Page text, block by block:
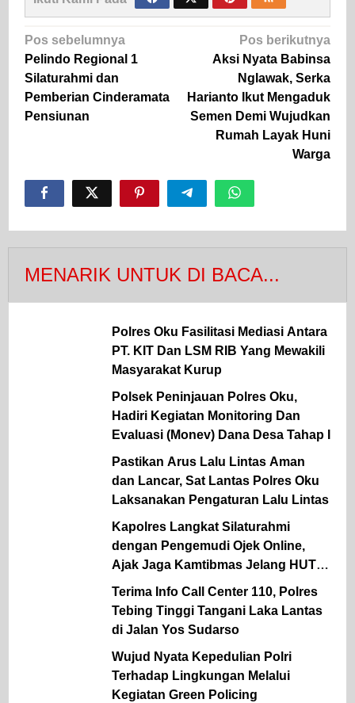
Navigasi
pos
Pos sebelumnya
Pelindo Regional 1
Silaturahmi dan
Pemberian Cinderamata
Pensiunan
Pos berikutnya
Aksi Nyata Babinsa
Nglawak, Serka
Harianto Ikut Mengaduk
Semen Demi Wujudkan
Rumah Layak Huni
Warga
MENARIK UNTUK DI BACA...
Polres Oku Fasilitasi Mediasi Antara
PT. KIT Dan LSM RIB Yang Mewakili
Masyarakat Kurup
Polsek Peninjauan Polres Oku,
Hadiri Kegiatan Monitoring Dan
Evaluasi (Monev) Dana Desa Tahap I
Pastikan Arus Lalu Lintas Aman
dan Lancar, Sat Lantas Polres Oku
Laksanakan Pengaturan Lalu Lintas
Kapolres Langkat Silaturahmi
dengan Pengemudi Ojek Online,
Ajak Jaga Kamtibmas Jelang HUT
RI
Terima Info Call Center 110, Polres
Tebing Tinggi Tangani Laka Lantas
di Jalan Yos Sudarso
Wujud Nyata Kepedulian Polri
Terhadap Lingkungan Melalui
Kegiatan Green Policing